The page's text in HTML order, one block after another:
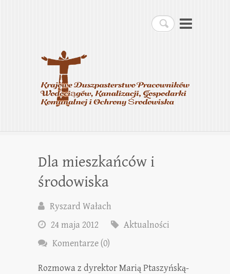
Szukaj
Krajowe Duszpasterstwo
Pracowników
Wodociągów, Kanalizacji,
Gospodarki Komunalnej i
Ochrony Środowiska
Dla mieszkańców i
środowiska
Ryszard Wałach
24 maja 2012
Aktualności
Komentarze (0)
Rozmowa z dyrektor Marią Ptaszyńską-